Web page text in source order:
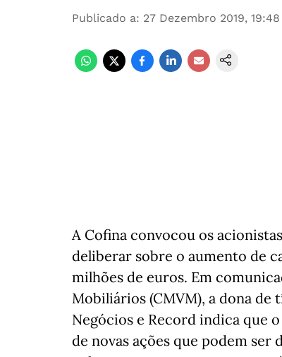
Publicado a: 27 Dezembro 2019, 19:48
A Cofina convocou os
deliberar sobre o aumento de
milhões de euros. Em
Mobiliários (CMVM), a dona de
Negócios e Record indica que
de novas ações que podem